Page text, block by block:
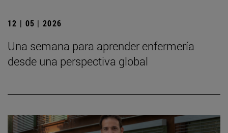
12 | 05 | 2026
Una semana para aprender enfermería
desde una perspectiva global